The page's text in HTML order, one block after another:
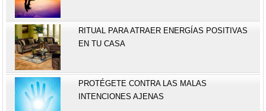
RITUAL PARA ATRAER ENERGÍAS POSITIVAS
EN TU CASA
PROTÉGETE CONTRA LAS MALAS
INTENCIONES AJENAS